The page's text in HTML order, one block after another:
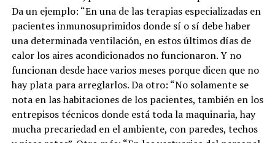
Da un ejemplo: “En una de las terapias especializadas en
pacientes inmunosuprimidos donde sí o sí debe haber
una determinada ventilación, en estos últimos días de
calor los aires acondicionados no funcionaron. Y no
funcionan desde hace varios meses porque dicen que no
hay plata para arreglarlos. Da otro: “No solamente se
nota en las habitaciones de los pacientes, también en los
entrepisos técnicos donde está toda la maquinaria, hay
mucha precariedad en el ambiente, con paredes, techos